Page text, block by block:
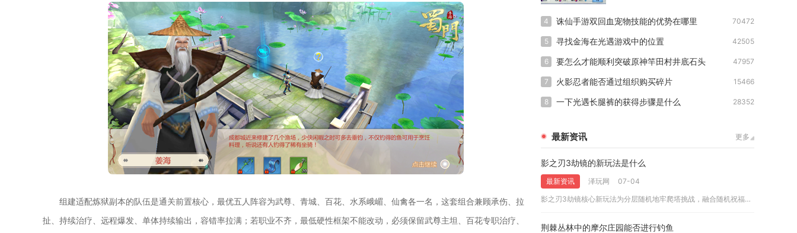
组建适配炼狱副本的队伍是通关前置核心，最优五人阵容为武尊、青城、百花、水系峨嵋、仙禽各一名，这套组合兼顾承伤、拉
扯、持续治疗、远程爆发、单体持续输出，容错率拉满；若职业不齐，最低硬性框架不能改动，必须保留武尊主坦、百花专职治疗、
4 诛仙手游双回血宠物技能的优势在哪里 70472
5 寻找金海在光遇游戏中的位置 42505
6 要怎么才能顺利突破原神竿田村井底石头 47957
7 火影忍者能否通过组织购买碎片 15466
8 一下光遇长腿裤的获得步骤是什么 28352
最新资讯 更多
影之刃3劫镜的新玩法是什么
最新资讯 泽玩网
07-04
影之刃3劫镜核心新玩法为分层随机地牢爬塔挑战，融合随机祝福增...
荆棘丛林中的摩尔庄园能否进行钓鱼